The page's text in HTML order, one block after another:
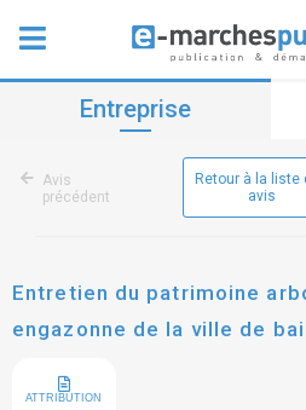
Entreprise
Avis
précédent
Retour à la liste
avis
Entretien du patrimoine
engazonne de la ville de
ATTRIBUTION